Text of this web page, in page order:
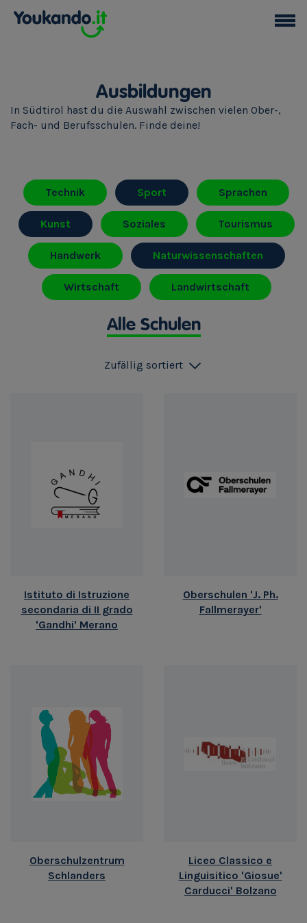
Ausbildungen
In Südtirol hast du die Auswahl zwischen vielen Ober-,
Fach- und Berufsschulen. Finde deine!
Technik Sport Sprachen
Kunst Soziales Tourismus
Handwerk Naturwissenschaften
Wirtschaft Landwirtschaft
Alle Schulen
Zufällig sortiert
Istituto di Istruzione
secondaria di II grado
'Gandhi' Merano
Oberschulen 'J. Ph.
Fallmerayer'
Oberschulzentrum
Schlanders
Liceo Classico e
Linguisitico 'Giosue'
Carducci' Bolzano